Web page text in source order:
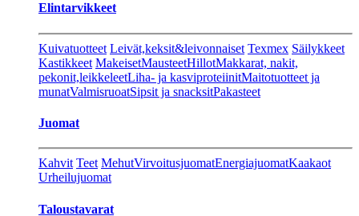
Elintarvikkeet
Kuivatuotteet Leivät,keksit&leivonnaiset Texmex Säilykkeet
Kastikkeet MakeisetMausteetHillotMakkarat, nakit,
pekonit,leikkeleetLiha- ja kasviproteiinitMaitotuotteet ja
munatValmisruoatSipsit ja snacksitPakasteet
Juomat
Kahvit Teet MehutVirvoitusjuomatEnergiajuomatKaakaot
Urheilujuomat
Taloustavarat